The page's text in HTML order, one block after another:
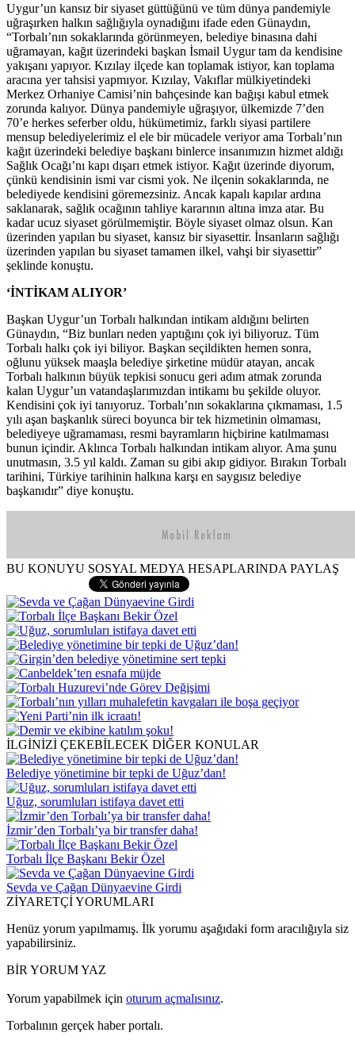
Uygur’un kansız bir siyaset güttüğünü ve tüm dünya pandemiyle
uğraşırken halkın sağlığıyla oynadığını ifade eden Günaydın,
“Torbalı’nın sokaklarında görünmeyen, belediye binasına dahi
uğramayan, kağıt üzerindeki başkan İsmail Uygur tam da kendisine
yakışanı yapıyor. Kızılay ilçede kan toplamak istiyor, kan toplama
aracına yer tahsisi yapmıyor. Kızılay, Vakıflar mülkiyetindeki
Merkez Orhaniye Camisi’nin bahçesinde kan bağışı kabul etmek
zorunda kalıyor. Dünya pandemiyle uğraşıyor, ülkemizde 7’den
70’e herkes seferber oldu, hükümetimiz, farklı siyasi partilere
mensup belediyelerimiz el ele bir mücadele veriyor ama Torbalı’nın
kağıt üzerindeki belediye başkanı binlerce insanımızın hizmet aldığı
Sağlık Ocağı’nı kapı dışarı etmek istiyor. Kağıt üzerinde diyorum,
çünkü kendisinin ismi var cismi yok. Ne ilçenin sokaklarında, ne
belediyede kendisini göremezsiniz. Ancak kapalı kapılar ardına
saklanarak, sağlık ocağının tahliye kararının altına imza atar. Bu
kadar ucuz siyaset görülmemiştir. Böyle siyaset olmaz olsun. Kan
üzerinden yapılan bu siyaset, kansız bir siyasettir. İnsanların sağlığı
üzerinden yapılan bu siyaset tamamen ilkel, vahşi bir siyasettir”
şeklinde konuştu.
‘İNTİKAM ALIYOR’
Başkan Uygur’un Torbalı halkından intikam aldığını belirten
Günaydın, “Biz bunları neden yaptığını çok iyi biliyoruz. Tüm
Torbalı halkı çok iyi biliyor. Başkan seçildikten hemen sonra,
oğlunu yüksek maaşla belediye şirketine müdür atayan, ancak
Torbalı halkının büyük tepkisi sonucu geri adım atmak zorunda
kalan Uygur’un vatandaşlarımızdan intikamı bu şekilde oluyor.
Kendisini çok iyi tanıyoruz. Torbalı’nın sokaklarına çıkmaması, 1.5
yılı aşan başkanlık süreci boyunca bir tek hizmetinin olmaması,
belediyeye uğramaması, resmi bayramların hiçbirine katılmaması
bunun içindir. Aklınca Torbalı halkından intikam alıyor. Ama şunu
unutmasın, 3.5 yıl kaldı. Zaman su gibi akıp gidiyor. Bırakın Torbalı
tarihini, Türkiye tarihinin halkına karşı en saygısız belediye
başkanıdır” diye konuştu.
BU KONUYU SOSYAL MEDYA HESAPLARINDA PAYLAŞ
İLGİNİZİ ÇEKEBİLECEK DİĞER KONULAR
Belediye yönetimine bir tepki de Uğuz’dan!
Uğuz, sorumluları istifaya davet etti
İzmir’den Torbalı’ya bir transfer daha!
Torbalı İlçe Başkanı Bekir Özel
Sevda ve Çağan Dünyaevine Girdi
ZİYARETÇİ YORUMLARI
Henüz yorum yapılmamış. İlk yorumu aşağıdaki form aracılığıyla siz
yapabilirsiniz.
BİR YORUM YAZ
Yorum yapabilmek için oturum açmalısınız.
Torbalının gerçek haber portalı.